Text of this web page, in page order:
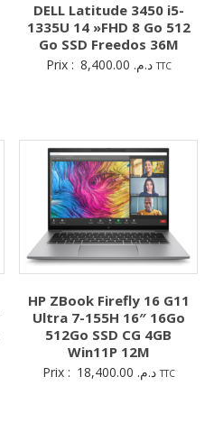
د.م. 11,900.00.
DELL Latitude 3450 i5-
1335U 14 »FHD 8 Go 512
Go SSD Freedos 36M
Prix : د.م. TTC
HP ZBook Firefly 16 G11
Ultra 7-155H 16″ 16Go
512Go SSD CG 4GB
Win11P 12M
Prix : د.م. TTC